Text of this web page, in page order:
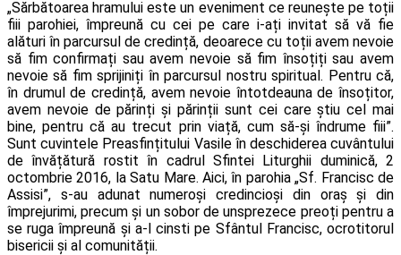
„Sărbătoarea hramului este un eveniment ce reunește pe toții
fiii parohiei, împreună cu cei pe care i-ați invitat să vă fie
alături în parcursul de credință, deoarece cu toții avem nevoie
să fim confirmați sau avem nevoie să fim însoțiți sau avem
nevoie să fim sprijiniți în parcursul nostru spiritual. Pentru că,
în drumul de credință, avem nevoie întotdeauna de însoțitor,
avem nevoie de părinți și părinții sunt cei care știu cel mai
bine, pentru că au trecut prin viață, cum să-și îndrume fiii”.
Sunt cuvintele Preasfințitului Vasile în deschiderea cuvântului
de învățătură rostit în cadrul Sfintei Liturghii duminică, 2
octombrie 2016, la Satu Mare. Aici, în parohia „Sf. Francisc de
Assisi”, s-au adunat numeroși credincioși din oraș și din
împrejurimi, precum și un sobor de unsprezece preoți pentru a
se ruga împreună și a-l cinsti pe Sfântul Francisc, ocrotitorul
bisericii și al comunității.